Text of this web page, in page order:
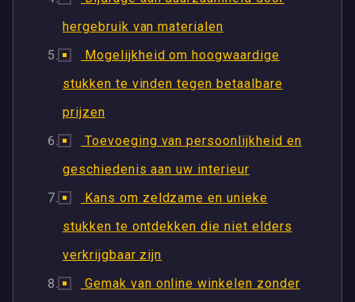
hergebruik van materialen
Mogelijkheid om hoogwaardige
stukken te vinden tegen betaalbare
prijzen
Toevoeging van persoonlijkheid en
geschiedenis aan uw interieur
Kans om zeldzame en unieke
stukken te ontdekken die niet elders
verkrijgbaar zijn
Gemak van online winkelen zonder